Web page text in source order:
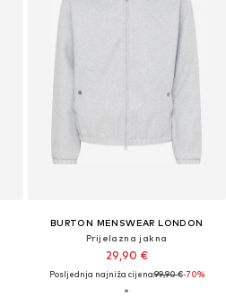
BURTON MENSWEAR LONDON
Prijelazna jakna
29,90 €
Posljednja najniža cijena:99,90 €-70%